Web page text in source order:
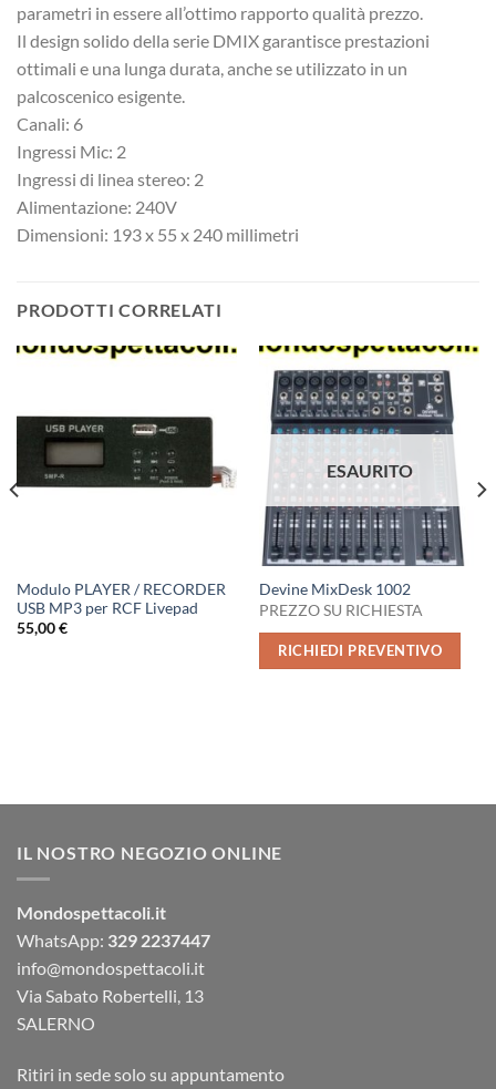
parametri in essere all’ottimo rapporto qualità prezzo.
Il design solido della serie DMIX garantisce prestazioni
ottimali e una lunga durata, anche se utilizzato in un
palcoscenico esigente.
Canali: 6
Ingressi Mic: 2
Ingressi di linea stereo: 2
Alimentazione: 240V
Dimensioni: 193 x 55 x 240 millimetri
PRODOTTI CORRELATI
Modulo PLAYER / RECORDER
USB MP3 per RCF Livepad
55,00€
ESAURITO
Devine MixDesk 1002
PREZZO SU RICHIESTA
RICHIEDI PREVENTIVO
IL NOSTRO NEGOZIO ONLINE
Mondospettacoli.it
WhatsApp: 329 2237447
info@mondospettacoli.it
Via Sabato Robertelli, 13
SALERNO
Ritiri in sede solo su appuntamento